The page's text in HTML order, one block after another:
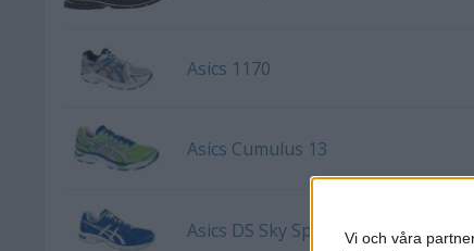
Vi och våra
Asics 1170
Asics Cumulus 13
Asics DS Sky Speed 2